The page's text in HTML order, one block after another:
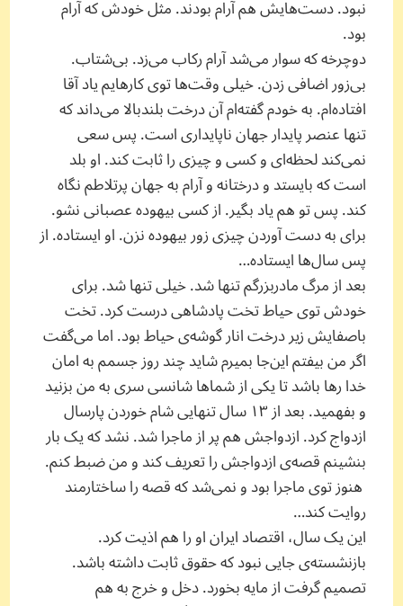
نبود. دست‌هایش هم آرام بودند. مثل خودش که آرام
بود.
دوچرخه که سوار می‌شد آرام رکاب می‌زد. بی‌شتاب.
بی‌زور اضافی زدن. خیلی وقت‌ها توی کارهایم یاد آقا
افتاده‌ام. به خودم گفته‌ام آن درخت بلندبالا می‌داند که
تنها عنصر پایدار جهان ناپایداری است. پس سعی
نمی‌کند لحظه‌ای و کسی و چیزی را ثابت کند. او بلد
است که بایستد و درختانه و آرام به جهان پرتلاطم نگاه
کند. پس تو هم یاد بگیر. از کسی بیهوده عصبانی نشو.
برای به دست آوردن چیزی زور بیهوده نزن. او ایستاده. از
پس سال‌ها ایستاده…
بعد از مرگ مادربزرگم تنها شد. خیلی تنها شد. برای
خودش توی حیاط تخت پادشاهی درست کرد. تخت
باصفایش زیر درخت انار گوشه‌ی حیاط بود. اما می‌گفت
اگر من بیفتم این‌جا بمیرم شاید چند روز جسمم به امان
خدا رها باشد تا یکی از شماها شانسی سری به من بزنید
و بفهمید. بعد از ۱۳ سال تنهایی شام خوردن پارسال
ازدواج کرد. ازدواجش هم پر از ماجرا شد. نشد که یک بار
بنشینم قصه‌ی ازدواجش را تعریف کند و من ضبط کنم.
هنوز توی ماجرا بود و نمی‌شد که قصه را ساختارمند
روایت کند…
این یک سال، اقتصاد ایران او را هم اذیت کرد.
بازنشسته‌ی جایی نبود که حقوق ثابت داشته باشد.
تصمیم گرفت از مایه بخورد. دخل و خرج به هم